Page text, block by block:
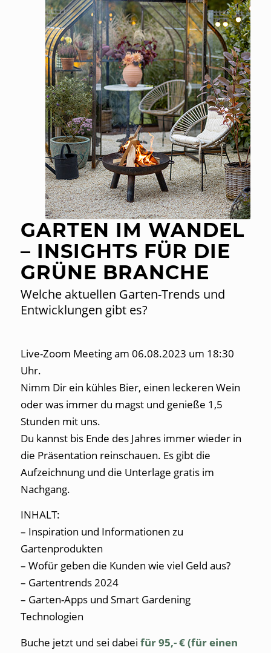
GARTEN IM WANDEL
– INSIGHTS FÜR DIE
GRÜNE BRANCHE
Welche aktuellen Garten-Trends und
Entwicklungen gibt es?
Live-Zoom Meeting am 06.08.2023 um 18:30
Uhr.
Nimm Dir ein kühles Bier, einen leckeren Wein
oder was immer du magst und genieße 1,5
Stunden mit uns.
Du kannst bis Ende des Jahres immer wieder in
die Präsentation reinschauen. Es gibt die
Aufzeichnung und die Unterlage gratis im
Nachgang.
INHALT:
– Inspiration und Informationen zu
Gartenprodukten
– Wofür geben die Kunden wie viel Geld aus?
– Gartentrends 2024
– Garten-Apps und Smart Gardening
Technologien
Buche jetzt und sei dabei für 95,- € (für einen